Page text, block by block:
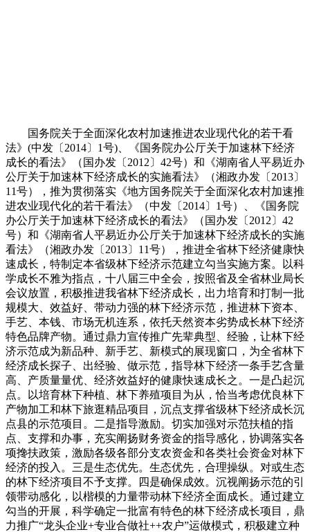
国务院关于全面深化农村加速推进农业现代化的若干看
法》(中发〔2014〕1号)、《国务院办公厅关于加速林下经济
成长的看法》（国办发〔2012〕42号）和《湖南省人平易近办
公厅关于加速林下经济成长的实施看法》（湘政办发〔2013〕
11号），推为贯彻落实《地方国务院关于全面深化农村加速推
进农业现代化的若干看法》（中发〔2014〕1号）、《国务院
办公厅关于加速林下经济成长的看法》（国办发〔2012〕42
号）和《湖南省人平易近办公厅关于加速林下经济成长的实施
看法》（湘政办发〔2013〕11号），推进全省林下经济健康快
速成长，特制定本省级林下经济示范建立勾当实施方案。以科
学成长不雅为指点，十八届三中全会，按照省及全省林业局长
会议放置，积极推进我省林下经济成长，出力培育和打制一批
规模大、效益好、带动力强的林下经济示范，推进林下资本、
手艺、本钱、市场无机连系，依托天然资本劣势成长林下经济
特色品牌产物。通过鼎力宣传推广先辈典型、经验，让林下经
济示范成为新品种、新手艺、新模式的展现窗口，为全省林下
经济成长探子、出经验、做示范，指导林下经济一条手艺含量
高、产质量量优、经济效益好的健康快速成长之。一是凸起沉
点。以培育林下种植、林下养殖项目为从，恰当考虑优良林下
产物加工和林下旅逛精品项目，沉点支撑省级林下经济成长沉
点县的示范项目。二是指导激励。切实加强对示范扶植的指
点、支撑和办事，充实阐扬财务资金的指导感化，协调落实各
项搀扶政策，激励各级各部分支农资金和各类社会资金对林下
经济的投入。三是生态优先。生态优先，合理操纵。对或生态
的林下经济项目不予支撑。四是确保成效。沉视阐扬示范的引
领带动感化，以楷模的力量带动林下经济全面成长。通过建立
勾当的开展，科学确定一批富有特色的林下经济成长项目，鼎
力推广“龙头企业+专业合做社++农户”运做模式，积极建立种